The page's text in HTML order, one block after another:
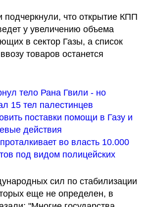
подчеркнули, что открытие КПП
у увеличению объема
в сектор Газы, а список
товаров останется
тело Рана Гвили - но
15 тел палестинцев
поставки помощи в Газу и
действия
во власть 10.000
под видом полицейских
сил по стабилизации
еще не определен, в